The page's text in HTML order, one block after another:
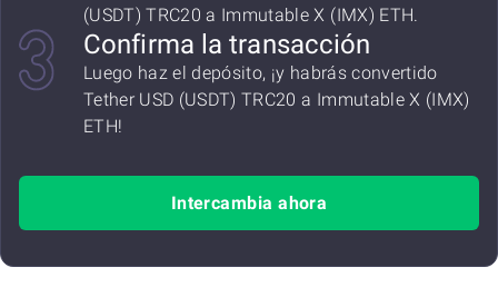
(USDT) TRC20 a Immutable X (IMX) ETH.
Confirma la transacción
Luego haz el depósito, ¡y habrás convertido
Tether USD (USDT) TRC20 a Immutable X (IMX)
ETH!
Intercambia ahora